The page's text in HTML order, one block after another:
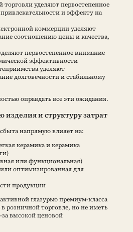
торговли уделяют первостепенное
и эффекту на
коммерции уделяют
соотношению цены и качества,
первостепенное внимание
эффективности
уделяют
долговечности и стабильному
оправдать все эти ожидания.
и структуру затрат
напрямую влияет на:
керамика и керамика
или функциональная)
оптимизированная для
продукции
глазурью премиум-класса
розничной торговле, но не иметь
за высокой ценовой